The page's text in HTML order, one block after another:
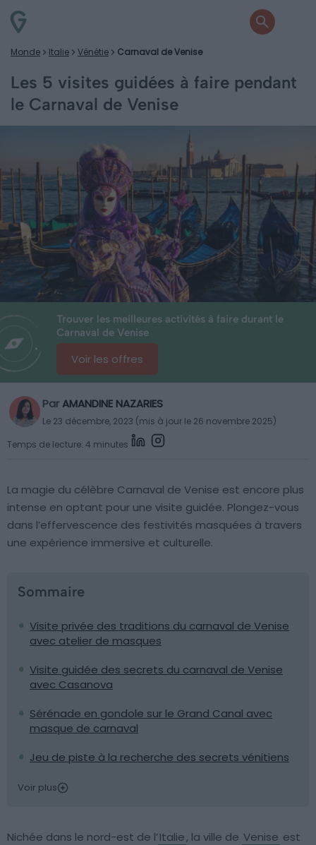
Monde Italie Vénétie Carnaval de Venise
Les 5 visites guidées à faire pendant
le Carnaval de Venise
Trouver les meilleures activités à faire durant le
Carnaval de Venise
Voir les offres
ParAMANDINE NAZARIES
Le 23 décembre, 2023 (mis à jour le 26 novembre 2025)
Temps de lecture: 4 minutes
La magie du célèbre Carnaval de Venise est encore plus
intense en optant pour une visite guidée. Plongez-vous
dans l’effervescence des festivités masquées à travers
une expérience immersive et culturelle.
Sommaire
Visite privée des traditions du carnaval de Venise
avec atelier de masques
Visite guidée des secrets du carnaval de Venise
avec Casanova
Sérénade en gondole sur le Grand Canal avec
masque de carnaval
Jeu de piste à la recherche des secrets vénitiens
Voir plus
Nichée dans le nord-est de l’Italie, la ville de Venise est